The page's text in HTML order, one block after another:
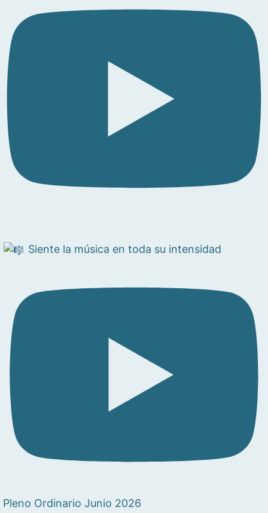
Siente la música en toda su intensidad
Pleno Ordinario Junio 2026